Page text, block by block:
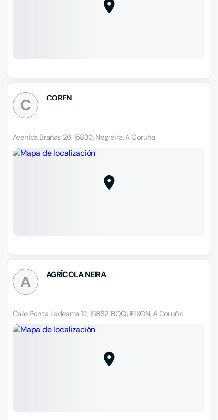
C COREN
Avenida Brañas 26, 15830, Negreira, A Coruña
A AGRÍCOLA NEIRA
Calle Ponte Ledesma 12, 15882, BOQUEIXÓN, A Coruña